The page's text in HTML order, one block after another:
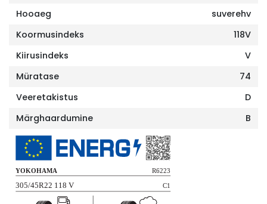
Hooaeg
suverehv
Koormusindeks
118V
Kiirusindeks
V
Müratase
74
Veeretakistus
D
Märghaardumine
B